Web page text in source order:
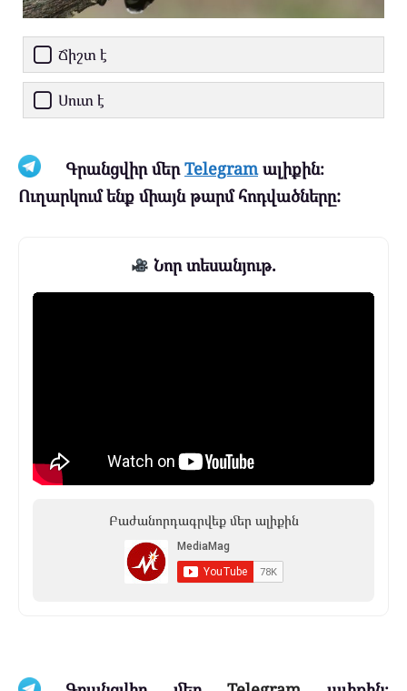
Ճիշտ է
Սուտ է
Գրանցվիր մերTelegramալիքին։
Ուղարկում ենք միայն թարմ հոդվածները:
Նոր տեսանյութ.
Բաժանորդագրվեք մեր ալիքին